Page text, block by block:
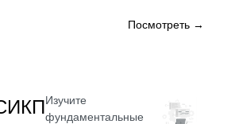
Посмотреть →
Изучите
фундаментальные